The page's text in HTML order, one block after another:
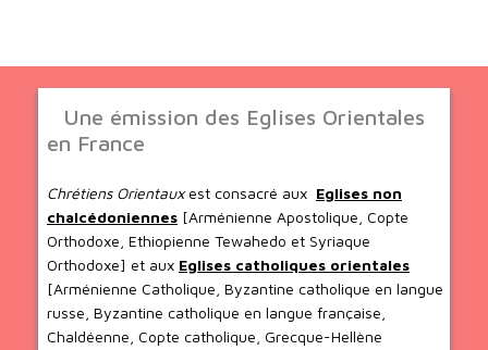
Une émission des Eglises Orientales
en France
Chrétiens Orientauxest consacré aux Eglises non
chalcédoniennes [Arménienne Apostolique, Copte
Orthodoxe, Ethiopienne Tewahedo et Syriaque
Orthodoxe] et aux Eglises catholiques orientales
[Arménienne Catholique, Byzantine catholique en langue
russe, Byzantine catholique en langue française,
Chaldéenne, Copte catholique, Grecque-Hellène